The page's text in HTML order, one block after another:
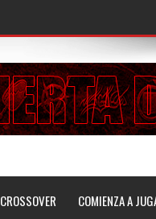
CROSSOVER COMIENZA A